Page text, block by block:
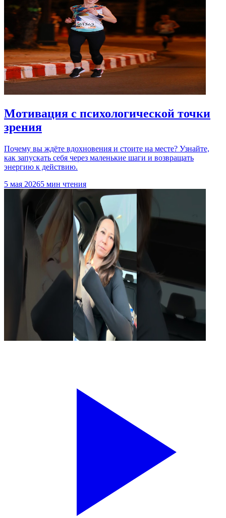
Мотивация с психологической точки
зрения
Почему вы ждёте вдохновения и стоите на месте? Узнайте,
как запускать себя через маленькие шаги и возвращать
энергию к действию.
5 мая 20265 мин чтения